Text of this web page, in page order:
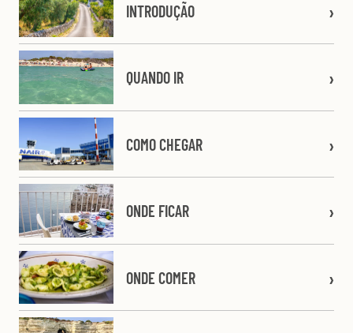
INTRODUÇÃO
QUANDO IR
COMO CHEGAR
ONDE FICAR
ONDE COMER